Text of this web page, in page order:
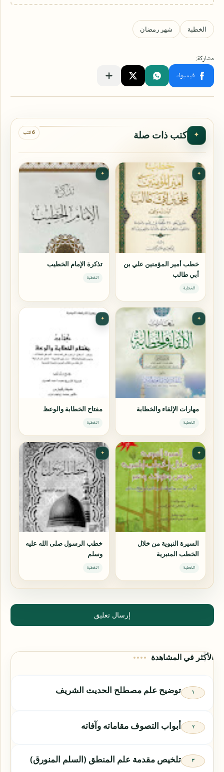
✦ كتب ذات صلة 6 كتب
✦
خطب أمير المؤمنين علي بن
أبي طالب
الخطبة
✦
تذكرة الإمام الخطيب
الخطبة
✦
مهارات الإلقاء والخطابة
الخطبة
✦
مفتاح الخطابة والوعظ
الخطبة
✦
السيرة النبوية من خلال
الخطب المنبرية
الخطبة
✦
خطب الرسول صلى الله عليه
وسلم
الخطبة
إرسال تعليق
الأكثر في المشاهدة
توضيح علم مصطلح الحديث الشريف
أبواب التصوف مقاماته وآفاته
تلخيص مقدمة علم المنطق (السلم المنورق)